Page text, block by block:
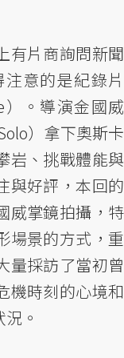
有片商詢問新聞
意的是紀錄片
）。導演金國威
）拿下奧斯卡
岩、挑戰體能與
與好評，本回的
威掌鏡拍攝，特
場景的方式，重
量採訪了當初曾
機時刻的心境和
。